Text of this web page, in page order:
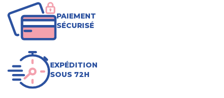
PAIEMENT
SÉCURISÉ
EXPÉDITION
SOUS 72H